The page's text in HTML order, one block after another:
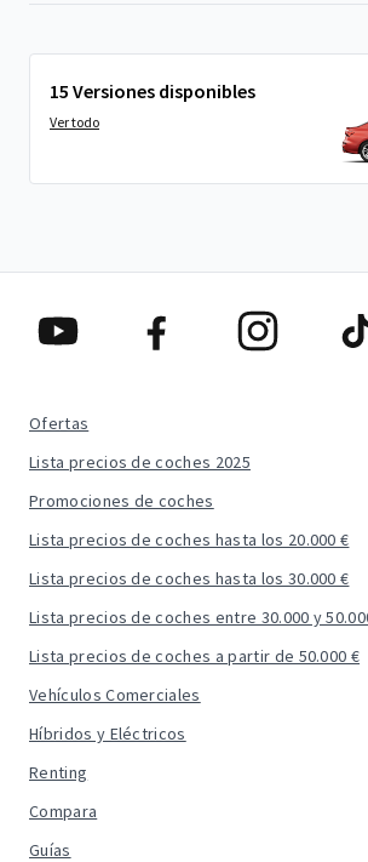
15 Versiones disponibles
Ver todo
Ofertas
Lista precios de coches 2025
Promociones de coches
Lista precios de coches hasta los 20.000 €
Lista precios de coches hasta los 30.000 €
Lista precios de coches entre 30.000 y
Lista precios de coches a partir de 50.000 €
Vehículos Comerciales
Híbridos y Eléctricos
Renting
Compara
Guías